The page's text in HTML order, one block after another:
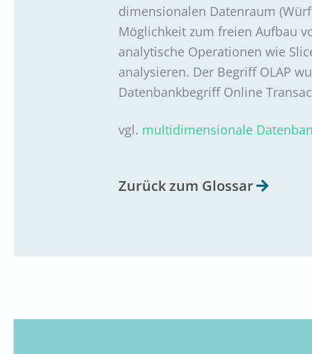
dimensionalen Datenraum
Möglichkeit zum freien Aufbau
analytische Operationen wie
analysieren. Der Begriff OLAP
Datenbankbegriff Online
vgl. multidimensionale
Zurück zum Glossar